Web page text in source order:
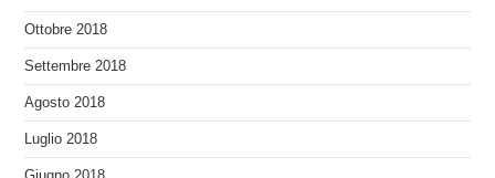
Ottobre 2018
Settembre 2018
Agosto 2018
Luglio 2018